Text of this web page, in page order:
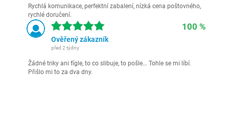
Rychlá komunikace, perfektní zabalení, nízká cena poštovného,
rychlé doručení.
100 %
Ověřený zákazník
před 2 týdny
Žádné triky ani fígle, to co slibuje, to pošle... Tohle se mi líbí.
Přišlo mi to za dva dny.